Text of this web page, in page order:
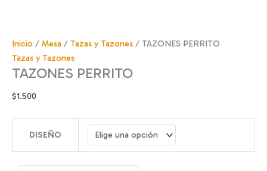
Inicio / Mesa / Tazas y Tazones / TAZONES PERRITO
Tazas y Tazones
TAZONES PERRITO
$1.500
DISEÑO